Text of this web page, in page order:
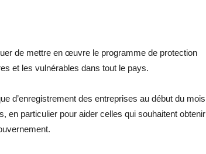
de mettre en œuvre le programme de protection
et les vulnérables dans tout le pays.
d’enregistrement des entreprises au début du mois
en particulier pour aider celles qui souhaitent obtenir